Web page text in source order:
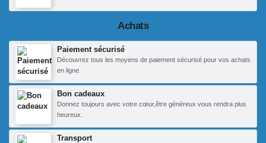
Achats
Paiement sécurisé
Découvrez tous les moyens de paiement sécurisé pour vos achats
en ligne.
Bon cadeaux
Donnez toujours avec votre cœur,être généreux vous rendra plus
heureux.
Transport